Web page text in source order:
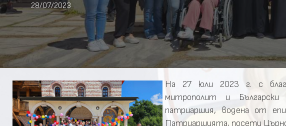
28/07/2023
На 27 юли 2023 г. с
митрополит и
патриаршия, водена от
Патриаршията, посети